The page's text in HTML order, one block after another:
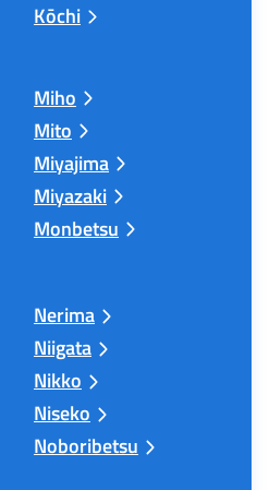
Kōchi
Miho
Mito
Miyajima
Miyazaki
Monbetsu
Nerima
Niigata
Nikko
Niseko
Noboribetsu